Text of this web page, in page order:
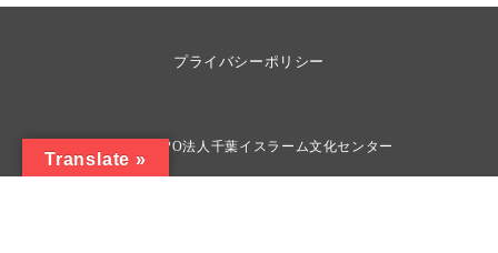
プライバシーポリシー
NPO法人千葉イスラーム文化センター
Translate »